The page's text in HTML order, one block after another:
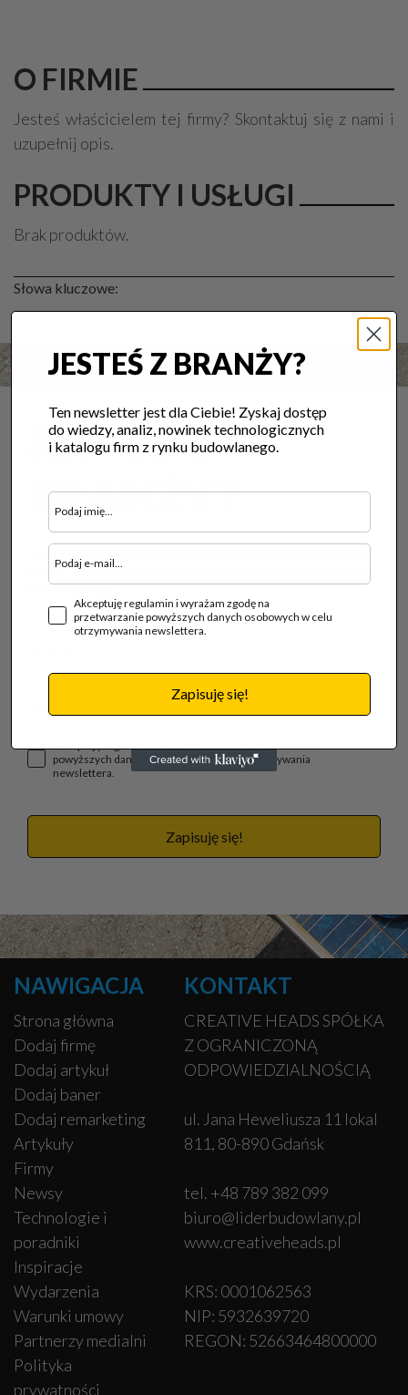
O FIRMIE
Jesteś właścicielem tej firmy? Skontaktuj się z nami i
uzupełnij opis.
PRODUKTY I USŁUGI
Brak produktów.
Słowa kluczowe:
JESTEŚ Z
BRANŻY?
analiz, nowinek technologicznych i katalogu firm z rynku
budowlanego.
Akceptuję regulamin i wyrażam zgodę na przetwarzanie
powyższych danych osobowych w celu otrzymywania
newslettera.
Zapisuję się!
NAWIGACJA
Strona główna
Dodaj firmę
Dodaj artykuł
Dodaj baner
Dodaj remarketing
Artykuły
Firmy
Newsy
Technologie i
poradniki
Inspiracje
Wydarzenia
Warunki umowy
Partnerzy medialni
Polityka
prywatności
KONTAKT
CREATIVE HEADS SPÓŁKA
Z OGRANICZONĄ
ODPOWIEDZIALNOŚCIĄ
ul. Jana Heweliusza 11 lokal
811, 80-890 Gdańsk
tel. +48 789 382 099
biuro@liderbudowlany.pl
www.creativeheads.pl
KRS: 0001062563
NIP: 5932639720
REGON: 52663464800000
JESTEŚ Z BRANŻY?
Ten newsletter jest dla Ciebie! Zyskaj dostęp
do wiedzy, analiz, nowinek technologicznych
i katalogu firm z rynku budowlanego.
Akceptuję regulamin i wyrażam zgodę na
przetwarzanie powyższych danych osobowych w celu
otrzymywania newslettera.
Zapisuję się!